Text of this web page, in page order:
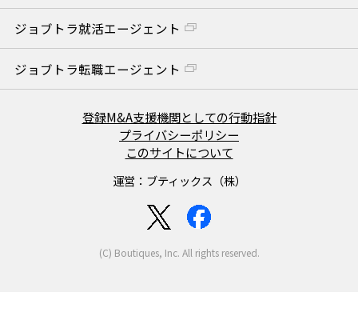
ジョブトラ就活エージェント
ジョブトラ転職エージェント
登録M&A支援機関としての行動指針
プライバシーポリシー
このサイトについて
運営：ブティックス（株）
(C) Boutiques, Inc. All rights reserved.